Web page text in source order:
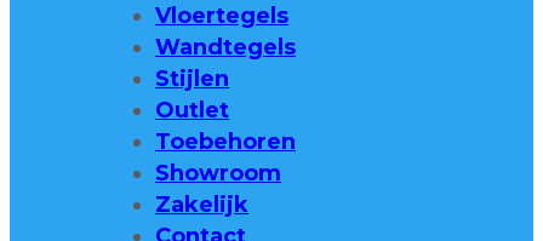
Vloertegels
Wandtegels
Stijlen
Outlet
Toebehoren
Showroom
Zakelijk